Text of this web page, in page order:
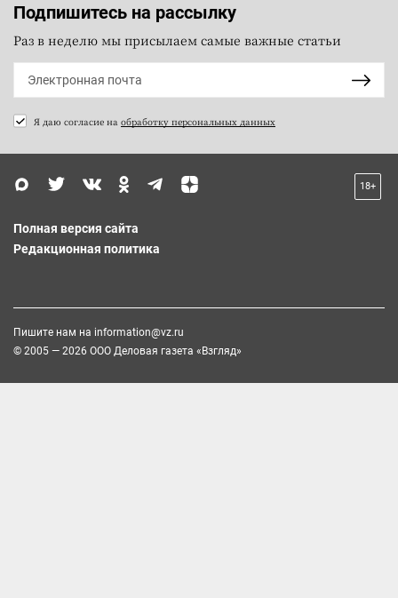
Подпишитесь на рассылку
Раз в неделю мы присылаем самые важные статьи
Я даю согласие на обработку персональных данных
18+
Полная версия сайта
Редакционная политика
Пишите нам на information@vz.ru
© 2005 — 2026 ООО Деловая газета «Взгляд»